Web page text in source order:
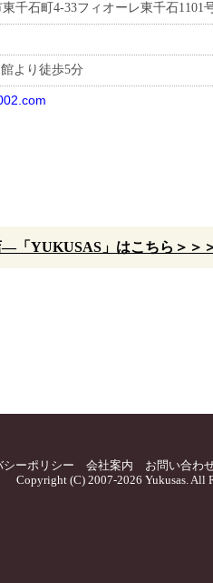
千石町4-33フィオーレ東千石1101
より徒歩5分
「YUKUSAS」はこちら＞＞
シーポリシー 会社案内
お問い合わ
Copyright (C) 2007-2026 Yukusas. All